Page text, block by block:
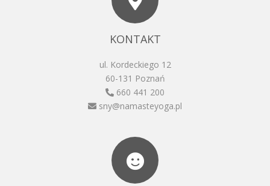
KONTAKT
ul. Kordeckiego 12
60-131 Poznań
660 441 200
sny@namasteyoga.pl